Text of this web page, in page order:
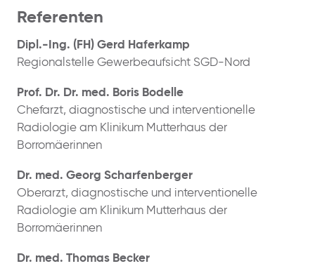
Referenten
Dipl.-Ing. (FH) Gerd Haferkamp
Regionalstelle Gewerbeaufsicht SGD-Nord
Prof. Dr. Dr. med. Boris Bodelle
Chefarzt, diagnostische und interventionelle
Radiologie am Klinikum Mutterhaus der
Borromäerinnen
Dr. med. Georg Scharfenberger
Oberarzt, diagnostische und interventionelle
Radiologie am Klinikum Mutterhaus der
Borromäerinnen
Dr. med. Thomas Becker